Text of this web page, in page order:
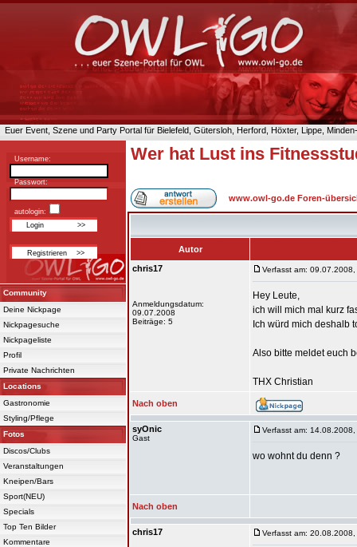
Euer Event, Szene und Party Portal für Bielefeld, Gütersloh, Herford, Höxter, Lippe,
Username:
Passwort:
autologin:
Community
Deine Nickpage
Nickpagesuche
Nickpageliste
Profil
Private Nachrichten
Locations
Gastronomie
Styling/Pflege
Fotos
Discos/Clubs
Veranstaltungen
Kneipen/Bars
Sport(NEU)
Specials
Top Ten Bilder
Kommentare
Wer hat Lust ins
www.owl-go.de Foren-
Autor
chris17
Anmeldungsdatum:
09.07.2008
Beiträge: 5
Verfasst am:
Hey Leute,
ich will mich mal kurz
Ich würd mich deshalb
Also bitte meldet euch
THX Christian
Nach oben
syOnic
Gast
Verfasst am:
wo wohnt du denn ?
Nach oben
chris17 Verfasst am: